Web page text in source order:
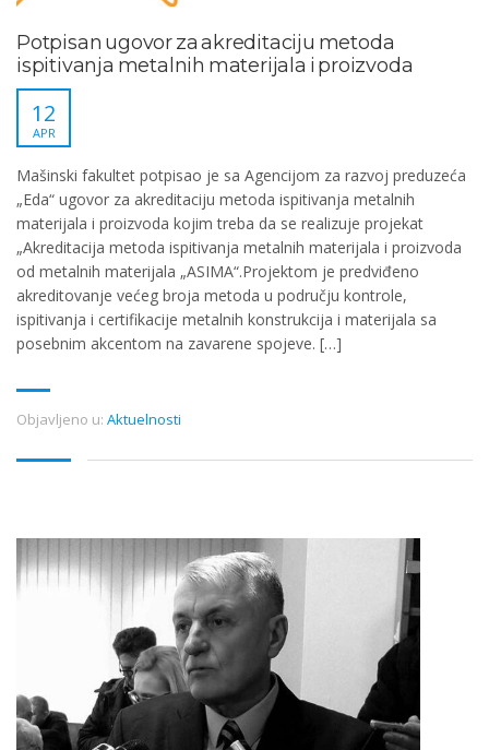
Potpisan ugovor za akreditaciju metoda
ispitivanja metalnih materijala i proizvoda
12
APR
Mašinski fakultet potpisao je sa Agencijom za razvoj preduzeća
„Eda“ ugovor za akreditaciju metoda ispitivanja metalnih
materijala i proizvoda kojim treba da se realizuje projekat
„Akreditacija metoda ispitivanja metalnih materijala i proizvoda
od metalnih materijala „ASIMA“.Projektom je predviđeno
akreditovanje većeg broja metoda u području kontrole,
ispitivanja i certifikacije metalnih konstrukcija i materijala sa
posebnim akcentom na zavarene spojeve. […]
Objavljeno u: Aktuelnosti